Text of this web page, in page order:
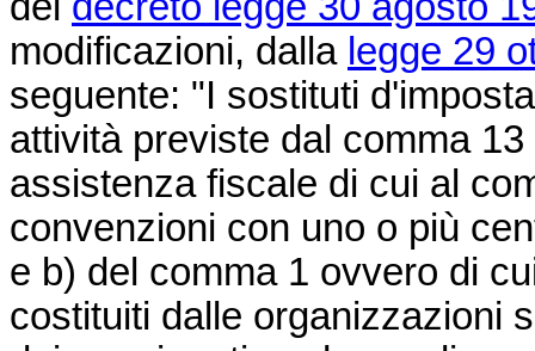
modificazioni, dalla legge 29
seguente: "I sostituti
attività previste dal comma
assistenza fiscale di cui al
convenzioni con uno o più
e b) del comma 1 ovvero di
costituiti dalle organizzazioni